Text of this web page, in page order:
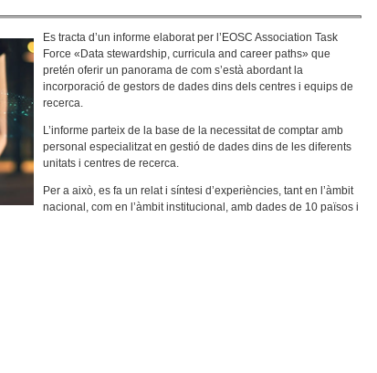
Es tracta d’un informe elaborat per l’EOSC Association Task
Force «Data stewardship, curricula and career paths» que
pretén oferir un panorama de com s’està abordant la
incorporació de gestors de dades dins dels centres i equips de
recerca.
L’informe parteix de la base de la necessitat de comptar amb
personal especialitzat en gestió de dades dins de les diferents
unitats i centres de recerca.
Per a això, es fa un relat i síntesi d’experiències, tant en l’àmbit
nacional, com en l’àmbit institucional, amb dades de 10 països i
Gestors De Dades En El Context De La Ciència Oberta